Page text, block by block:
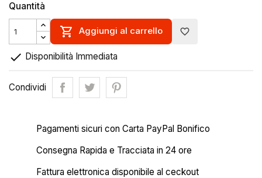
Quantità
 Aggiungi al carrello favorite_border
 Disponibilità Immediata
Condividi
Pagamenti sicuri con Carta PayPal Bonifico
Consegna Rapida e Tracciata in 24 ore
Fattura elettronica disponibile al ceckout